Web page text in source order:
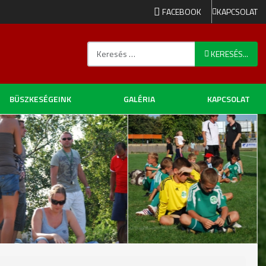
FACEBOOK KAPCSOLAT
Keresés...
KERESÉS...
BÜSZKESÉGEINK GALÉRIA KAPCSOLAT